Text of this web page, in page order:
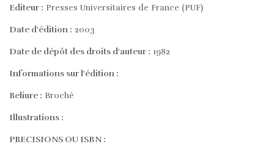
Editeur : Presses Universitaires de France (PUF)
Date d'édition : 2003
Date de dépôt des droits d'auteur : 1982
Informations sur l'édition :
Reliure : Broché
Illustrations :
PRECISIONS OU ISBN :